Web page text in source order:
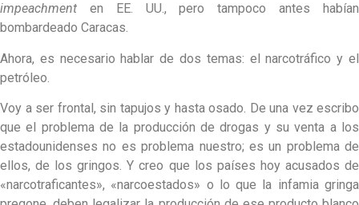
impeachment en EE. UU., pero tampoco antes habían
bombardeado Caracas.
Ahora, es necesario hablar de dos temas: el narcotráfico y el
petróleo.
Voy a ser frontal, sin tapujos y hasta osado. De una vez escribo
que el problema de la producción de drogas y su venta a los
estadounidenses no es problema nuestro; es un problema de
ellos, de los gringos. Y creo que los países hoy acusados de
«narcotraficantes», «narcoestados» o lo que la infamia gringa